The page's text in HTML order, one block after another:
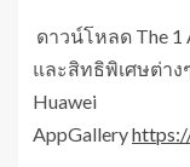
ดาวน์โหลด The
และสิทธิพิเศษต่าง
Huawei
AppGallery